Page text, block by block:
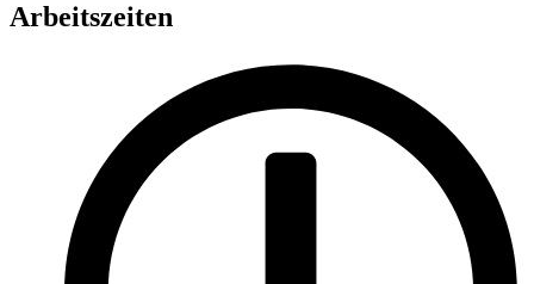
Arbeitszeiten